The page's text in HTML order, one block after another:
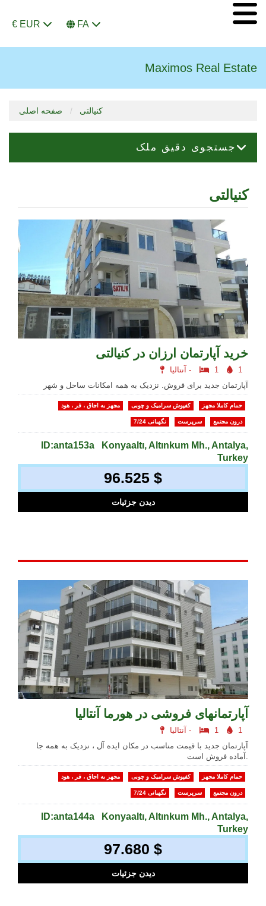
€ EUR FA
Maximos Real Estate
صفحه اصلی کنیالتی
جستجوی دقیق ملک
کنیالتی
خرید آپارتمان ارزان در کنیالتی
آنتالیا - 1
1
آپارتمان جدید برای فروش. نزدیک به همه امکانات ساحل و شهر
مجهز به اجاق ، فر ، هود کفپوش سرامیک و چوبی حمام کاملا مجهز
نگهبانی 7/24 سرپرست درون مجتمع
ID:anta153a
Konyaaltı, Altınkum Mh., Antalya,
Turkey
96.525 $
دیدن جزئیات
آپارتمانهای فروشی در هورما آنتالیا
آنتالیا - 1
1
آپارتمان جدید با قیمت مناسب در مکان ایده آل ، نزدیک به همه جا
آماده فروش است.
مجهز به اجاق ، فر ، هود کفپوش سرامیک و چوبی حمام کاملا مجهز
نگهبانی 7/24 سرپرست درون مجتمع
ID:anta144a
Konyaaltı, Altınkum Mh., Antalya,
Turkey
97.680 $
دیدن جزئیات